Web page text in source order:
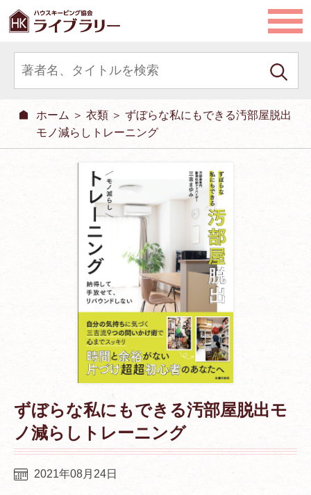
ホーム ＞ 衣類 ＞ ずぼらな私にもできる汚部屋脱出
モノ減らしトレーニング
ずぼらな私にもできる汚部屋脱出モ
ノ減らしトレーニング
2021年08月24日